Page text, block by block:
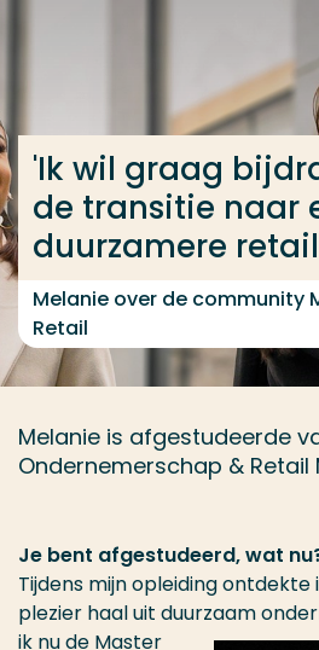
'Ik wil graag
de transitie naar
duurzamere
Melanie over de community
Retail
Melanie is afgestudeerde
Ondernemerschap & Retail
Je bent afgestudeerd, wat
Tijdens mijn opleiding ontdekte
plezier haal uit duurzaam
ik nude Master
Veel gezocht
Opleiding
Contact